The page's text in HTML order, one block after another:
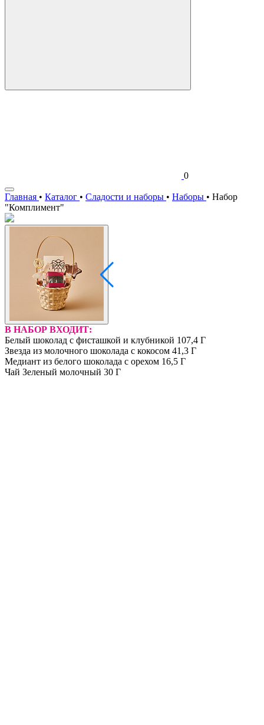
0
Главная • Каталог • Сладости и наборы • Наборы • Набор
"Комплимент"
В НАБОР ВХОДИТ:
Белый шоколад с фисташкой и клубникой 107,4 Г
Звезда из молочного шоколада с кокосом 41,3 Г
Медиант из белого шоколада с орехом 16,5 Г
Чай Зеленый молочный 30 Г